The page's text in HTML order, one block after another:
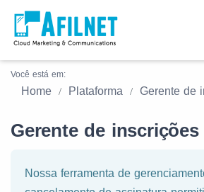
Você está em:
Home Plataforma Gerente de
Gerente de inscrições
Nossa ferramenta de